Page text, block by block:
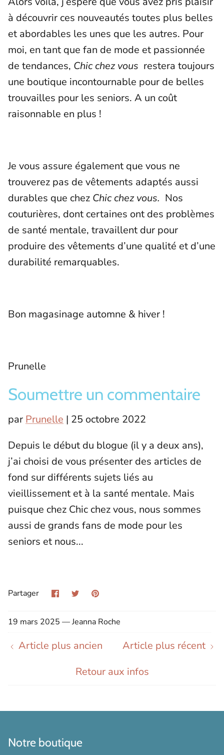
à découvrir ces nouveautés toutes plus belles
et abordables les unes que les autres. Pour
moi, en tant que fan de mode et passionnée
de tendances, Chic chez vous restera toujours
une boutique incontournable pour de belles
trouvailles pour les seniors. A un coût
raisonnable en plus !
Je vous assure également que vous ne
trouverez pas de vêtements adaptés aussi
durables que chez Chic chez vous. Nos
couturières, dont certaines ont des problèmes
de santé mentale, travaillent dur pour
produire des vêtements d’une qualité et d’une
durabilité remarquables.
Bon magasinage automne & hiver !
Prunelle
Soumettre un commentaire
parPrunelle | 25 octobre 2022
Depuis le début du blogue (il y a deux ans),
j’ai choisi de vous présenter des articles de
fond sur différents sujets liés au
vieillissement et à la santé mentale. Mais
puisque chez Chic chez vous, nous sommes
aussi de grands fans de mode pour les
seniors et nous...
Partager Partager
sur
Partager
(Twitter)
Épinglez-
19 mars 2025 —Jeanna Roche
Article plus ancien
Retour aux infos
Article plus récent
Notre boutique